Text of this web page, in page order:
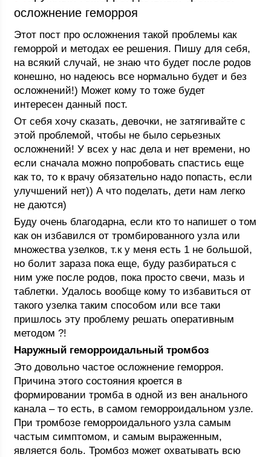
осложнение геморроя
Этот пост про осложнения такой проблемы как
геморрой и методах ее решения. Пишу для себя,
на всякий случай, не знаю что будет после родов
конешно, но надеюсь все нормально будет и без
осложнений!) Может кому то тоже будет
интересен данный пост.
От себя хочу сказать, девочки, не затягивайте с
этой проблемой, чтобы не было серьезных
осложнений! У всех у нас дела и нет времени, но
если сначала можно попробовать спастись еще
как то, то к врачу обязательно надо попасть, если
улучшений нет)) А что поделать, дети нам легко
не даются)
Буду очень благодарна, если кто то напишет о том
как он избавился от тромбированного узла или
множества узелков, т.к у меня есть 1 не большой,
но болит зараза пока еще, буду разбираться с
ним уже после родов, пока просто свечи, мазь и
таблетки. Удалось вообще кому то избавиться от
такого узелка таким способом или все таки
пришлось эту проблему решать оперативным
методом ?!
Наружный геморроидальный тромбоз
Это довольно частое осложнение геморроя.
Причина этого состояния кроется в
формировании тромба в одной из вен анального
канала – то есть, в самом геморроидальном узле.
При тромбозе геморроидального узла самым
частым симптомом, и самым выраженным,
является боль. Тромбоз может охватывать всю